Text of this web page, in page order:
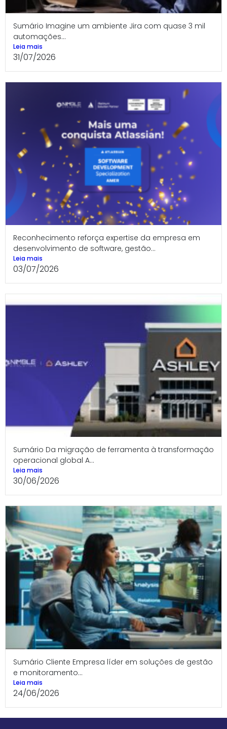
Sumário Imagine um ambiente Jira com quase 3 mil
automações...
Leia mais
31/07/2026
Reconhecimento reforça expertise da empresa em
desenvolvimento de software, gestão...
Leia mais
03/07/2026
Sumário Da migração de ferramenta à transformação
operacional global A...
Leia mais
30/06/2026
Sumário Cliente Empresa líder em soluções de gestão
e monitoramento...
Leia mais
24/06/2026